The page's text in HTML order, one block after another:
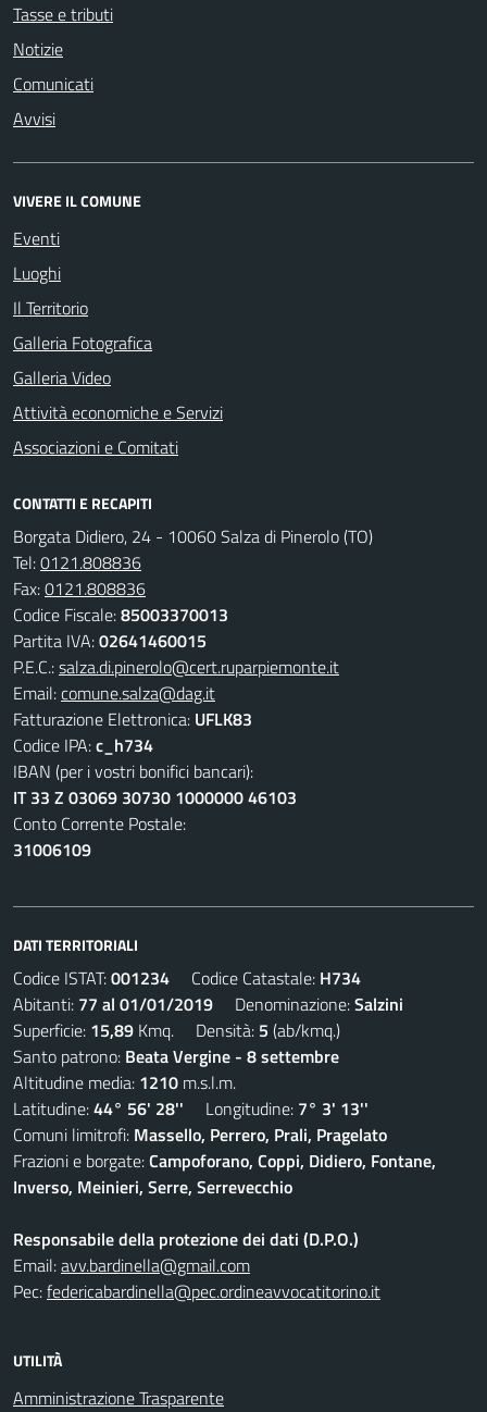
Tasse e tributi
Notizie
Comunicati
Avvisi
VIVERE IL COMUNE
Eventi
Luoghi
Il Territorio
Galleria Fotografica
Galleria Video
Attività economiche e Servizi
Associazioni e Comitati
CONTATTI E RECAPITI
Borgata Didiero, 24 - 10060 Salza di Pinerolo (TO)
Tel:0121.808836
Fax:0121.808836
Codice Fiscale:85003370013
Partita IVA:02641460015
P.E.C.:salza.di.pinerolo@cert.ruparpiemonte.it
Email:comune.salza@dag.it
Fatturazione Elettronica: UFLK83
Codice IPA:c_h734
IBAN (per i vostri bonifici bancari):
IT 33 Z 03069 30730 1000000 46103
Conto Corrente Postale:
31006109
DATI TERRITORIALI
Codice ISTAT:001234 Codice Catastale: H734
Abitanti: 77 al 01/01/2019 Denominazione:Salzini
Superficie: 15,89 Kmq. Densità: 5 (ab/kmq.)
Santo patrono: Beata Vergine - 8 settembre
Altitudine media: 1210 m.s.l.m.
Latitudine:44° 56' 28'' Longitudine: 7° 3' 13''
Comuni limitrofi: Massello, Perrero, Prali, Pragelato
Frazioni e borgate:Campoforano, Coppi, Didiero, Fontane,
Inverso, Meinieri, Serre, Serrevecchio
Responsabile della protezione dei dati (D.P.O.)
Email:avv.bardinella@gmail.com
Pec:federicabardinella@pec.ordineavvocatitorino.it
UTILITÀ
Amministrazione Trasparente